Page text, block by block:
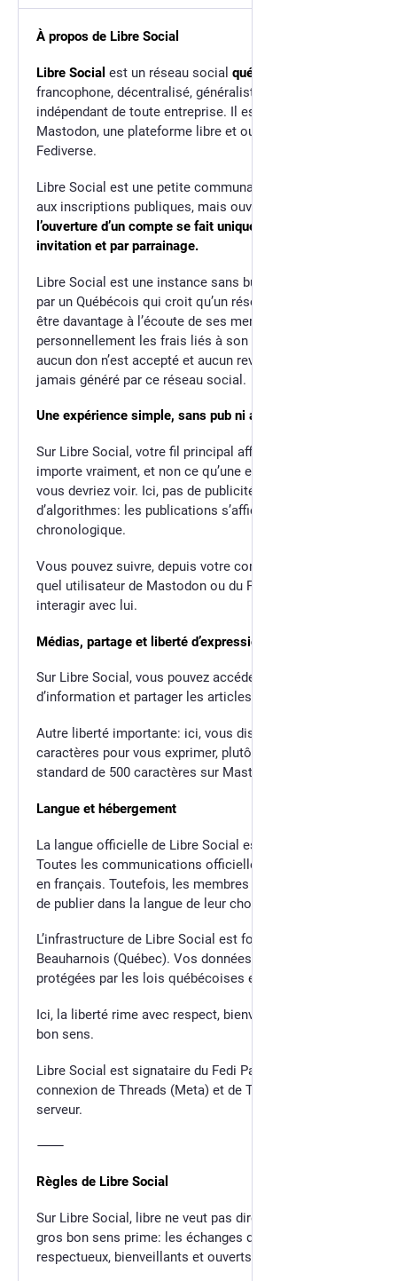
À propos de Libre Social
Libre Social est un réseau social québécois
francophone, décentralisé, généraliste et SURTOUT
indépendant de toute entreprise. Il est propulsé par
Mastodon, une plateforme libre et ouverte du
Fediverse.
Libre Social est une petite communauté privée, fermée
aux inscriptions publiques, mais ouverte sur le monde:
l’ouverture d’un compte se fait uniquement sur
invitation et par parrainage.
Libre Social est une instance sans but lucratif, opérée
par un Québécois qui croit qu’un réseau social devrait
être davantage à l’écoute de ses membres. Il assume
personnellement les frais liés à son fonctionnement:
aucun don n’est accepté et aucun revenu ne sera
jamais généré par ce réseau social.
Une expérience simple, sans pub ni algorithmes
Sur Libre Social, votre fil principal affiche ce qui vous
importe vraiment, et non ce qu’une entreprise croit que
vous devriez voir. Ici, pas de publicité et pas
d’algorithmes: les publications s’affichent en ordre
chronologique.
Vous pouvez suivre, depuis votre compte, n’importe
quel utilisateur de Mastodon ou du Fediverse, et
interagir avec lui.
Médias, partage et liberté d’expression
Sur Libre Social, vous pouvez accéder à des médias
d’information et partager les articles qui vous plaisent.
Autre liberté importante: ici, vous disposez de 5000
caractères pour vous exprimer, plutôt que la limite
standard de 500 caractères sur Mastodon.
Langue et hébergement
La langue officielle de Libre Social est le français.
Toutes les communications officielles s’y font donc
en français. Toutefois, les membres demeurent libres
de publier dans la langue de leur choix.
L’infrastructure de Libre Social est fournie par OVH à
Beauharnois (Québec). Vos données sont soumises et
protégées par les lois québécoises et canadiennes.
Ici, la liberté rime avec respect, bienveillance et gros
bon sens.
Libre Social est signataire du Fedi Pact et empêche la
connexion de Threads (Meta) et de Tumblr avec notre
serveur.
⸻
Règles de Libre Social
Sur Libre Social, libre ne veut pas dire sans règles. Le
gros bon sens prime: les échanges doivent rester
respectueux, bienveillants et ouverts au dialogue.